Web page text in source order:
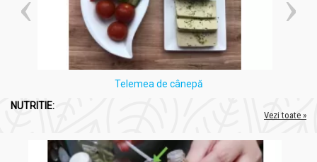
anticoagulante.
Persoanele cu afecțiuni cronice, femeile însărcinate sau
cele care alăptează ar trebui să consulte un medic
înainte de consumul regulat.
Evitați consumul în exces.
Preparare:
Telemea de cânepă
NUTRITIE:
Vezi toate »